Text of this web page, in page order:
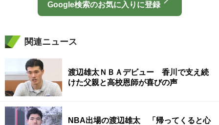
Google検索のお気に入りに登録
関連ニュース
渡辺雄太ＮＢＡデビュー 香川で支え続
けた父親と高校恩師が喜びの声
NBA出場の渡辺雄太 「帰ってくると心